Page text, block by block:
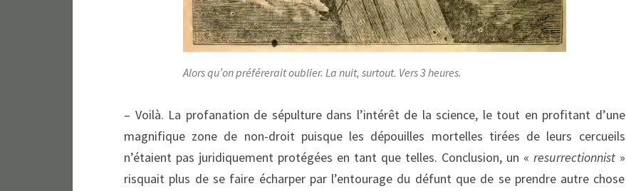
Alors qu’on préférerait oublier. La nuit, surtout. Vers 3 heures.
– Voilà. La profanation de sépulture dans l’intérêt de la science, le tout en profitant d’une
magnifique zone de non-droit puisque les dépouilles mortelles tirées de leurs cercueils
n’étaient pas juridiquement protégées en tant que telles. Conclusion, un « resurrectionnist»
risquait plus de se faire écharper par l’entourage du défunt que de se prendre autre chose